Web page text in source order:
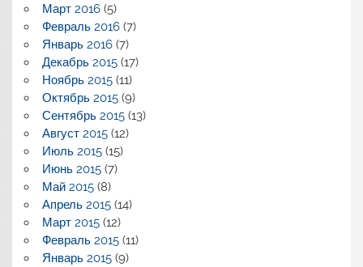
Март 2016(5)
Февраль 2016(7)
Январь 2016(7)
Декабрь 2015(17)
Ноябрь 2015(11)
Октябрь 2015(9)
Сентябрь 2015(13)
Август 2015(12)
Июль 2015(15)
Июнь 2015(7)
Май 2015(8)
Апрель 2015(14)
Март 2015(12)
Февраль 2015(11)
Январь 2015(9)